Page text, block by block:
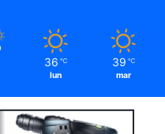
36 ℃
lun
39 ℃
mar